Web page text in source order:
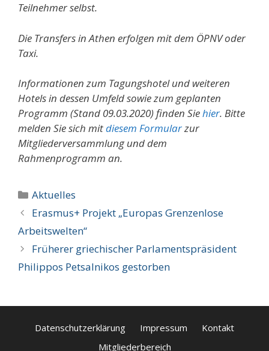
Teilnehmer selbst.
Die Transfers in Athen erfolgen mit dem ÖPNV oder
Taxi.
Informationen zum Tagungshotel und weiteren
Hotels in dessen Umfeld sowie zum geplanten
Programm (Stand 09.03.2020) finden Siehier. Bitte
melden Sie sich mitdiesem Formularzur
Mitgliederversammlung und dem
Rahmenprogramm an.
Kategorien
Aktuelles
Erasmus+ Projekt „Europas Grenzenlose
Arbeitswelten“
Früherer griechischer Parlamentspräsident
Philippos Petsalnikos gestorben
Datenschutzerklärung Impressum
Kontakt
Mitgliederbereich